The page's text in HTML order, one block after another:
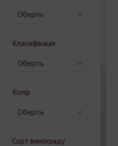
Оберіть
Класифікація
Оберіть
Колір
Оберіть
Сорт винограду